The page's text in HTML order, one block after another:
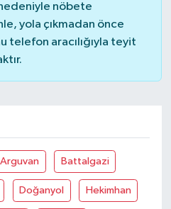
nöbete
yola çıkmadan önce
telefon aracılığıyla teyit
Arguvan Battalgazi
Doğanyol Hekimhan